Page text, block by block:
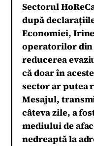
Sectorul
după
Economiei,
operatorilor
reducerea
că doar în
sector ar putea
Mesajul,
câteva zile, a
mediului de
nedreaptă la